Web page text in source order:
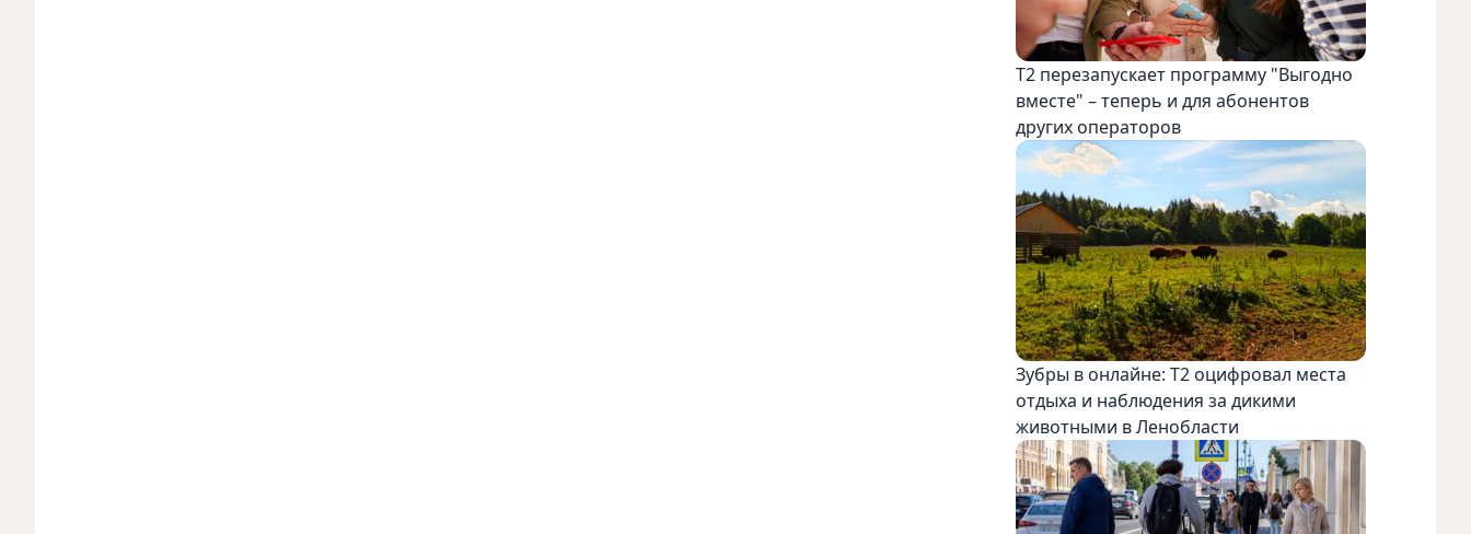
Т2 перезапускает программу "Выгодно
вместе" – теперь и для абонентов
других операторов
Зубры в онлайне: Т2 оцифровал места
отдыха и наблюдения за дикими
животными в Ленобласти